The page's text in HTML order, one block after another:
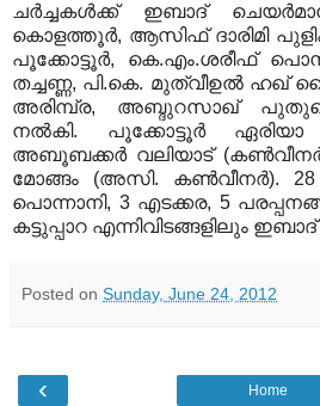
ചര്‍ച്ചകള്‍ക്ക് ഇബാദ്
കൊളത്തൂര്‍, ആസിഫ് ദാരിമി
പൂക്കോട്ടൂര്‍, കെ.എം.ശരീഫ്
തച്ചണ്ണ, പി.കെ. മുത്വീഉല്‍
അരിമ്പ്ര, അബ്ദുറസാഖ്
നല്‍കി. പൂക്കോട്ടൂര്‍ ഏരിയാ
അബൂബക്കര്‍ വലിയാട്
മോങ്ങം (അസി. കണ്‍വീനര്‍).
പൊന്നാനി, 3 എടക്കര, 5
കട്ടുപ്പാറ എന്നിവിടങ്ങളിലും
Posted on Sunday, June 24, 2012
‹ Home